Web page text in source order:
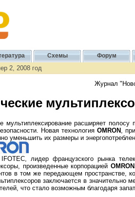
Схемы Форум
2, 2008 год
Журнал
мультиплексирование расширяет полосу
Новая технология OMRON ,
уменьшить их размеры и
лидер французского рынка
произведенные корпорацией
в том же передающем пространстве,
заключается в значительно
что стало возможным благодаря